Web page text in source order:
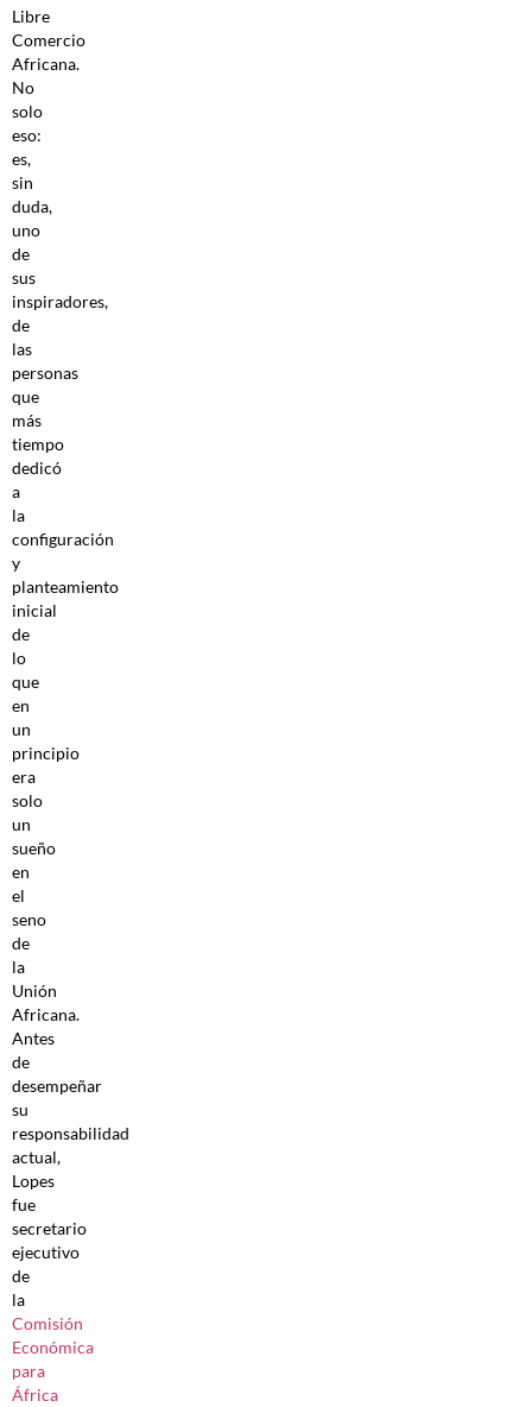
Libre
Comercio
Africana.
No
solo
eso:
es,
sin
duda,
uno
de
sus
inspiradores,
de
las
personas
que
más
tiempo
dedicó
a
la
configuración
y
planteamiento
inicial
de
lo
que
en
un
principio
era
solo
un
sueño
en
el
seno
de
la
Unión
Africana.
Antes
de
desempeñar
su
responsabilidad
actual,
Lopes
fue
secretario
ejecutivo
de
la
Comisión
Económica
para
África